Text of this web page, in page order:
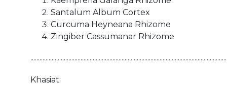
Santalum Album Cortex
Curcuma Heyneana Rhizome
Zingiber Cassumanar Rhizome
Khasiat: